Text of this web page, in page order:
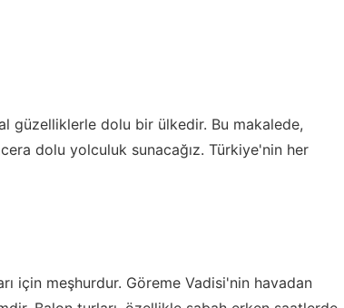
güzelliklerle dolu bir ülkedir. Bu makalede,
dolu yolculuk sunacağız. Türkiye'nin her
için meşhurdur. Göreme Vadisi'nin havadan